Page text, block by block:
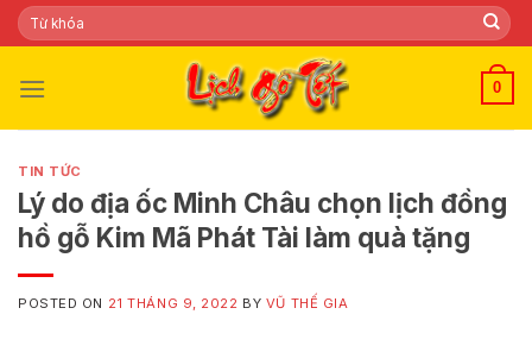
Skip
to
Tìm
kiếm:
0
TIN TỨC
Lý do địa ốc Minh Châu chọn lịch đồng
hồ gỗ Kim Mã Phát Tài làm quà tặng
POSTED ON 21 THÁNG 9, 2022 BY VŨ THẾ GIA